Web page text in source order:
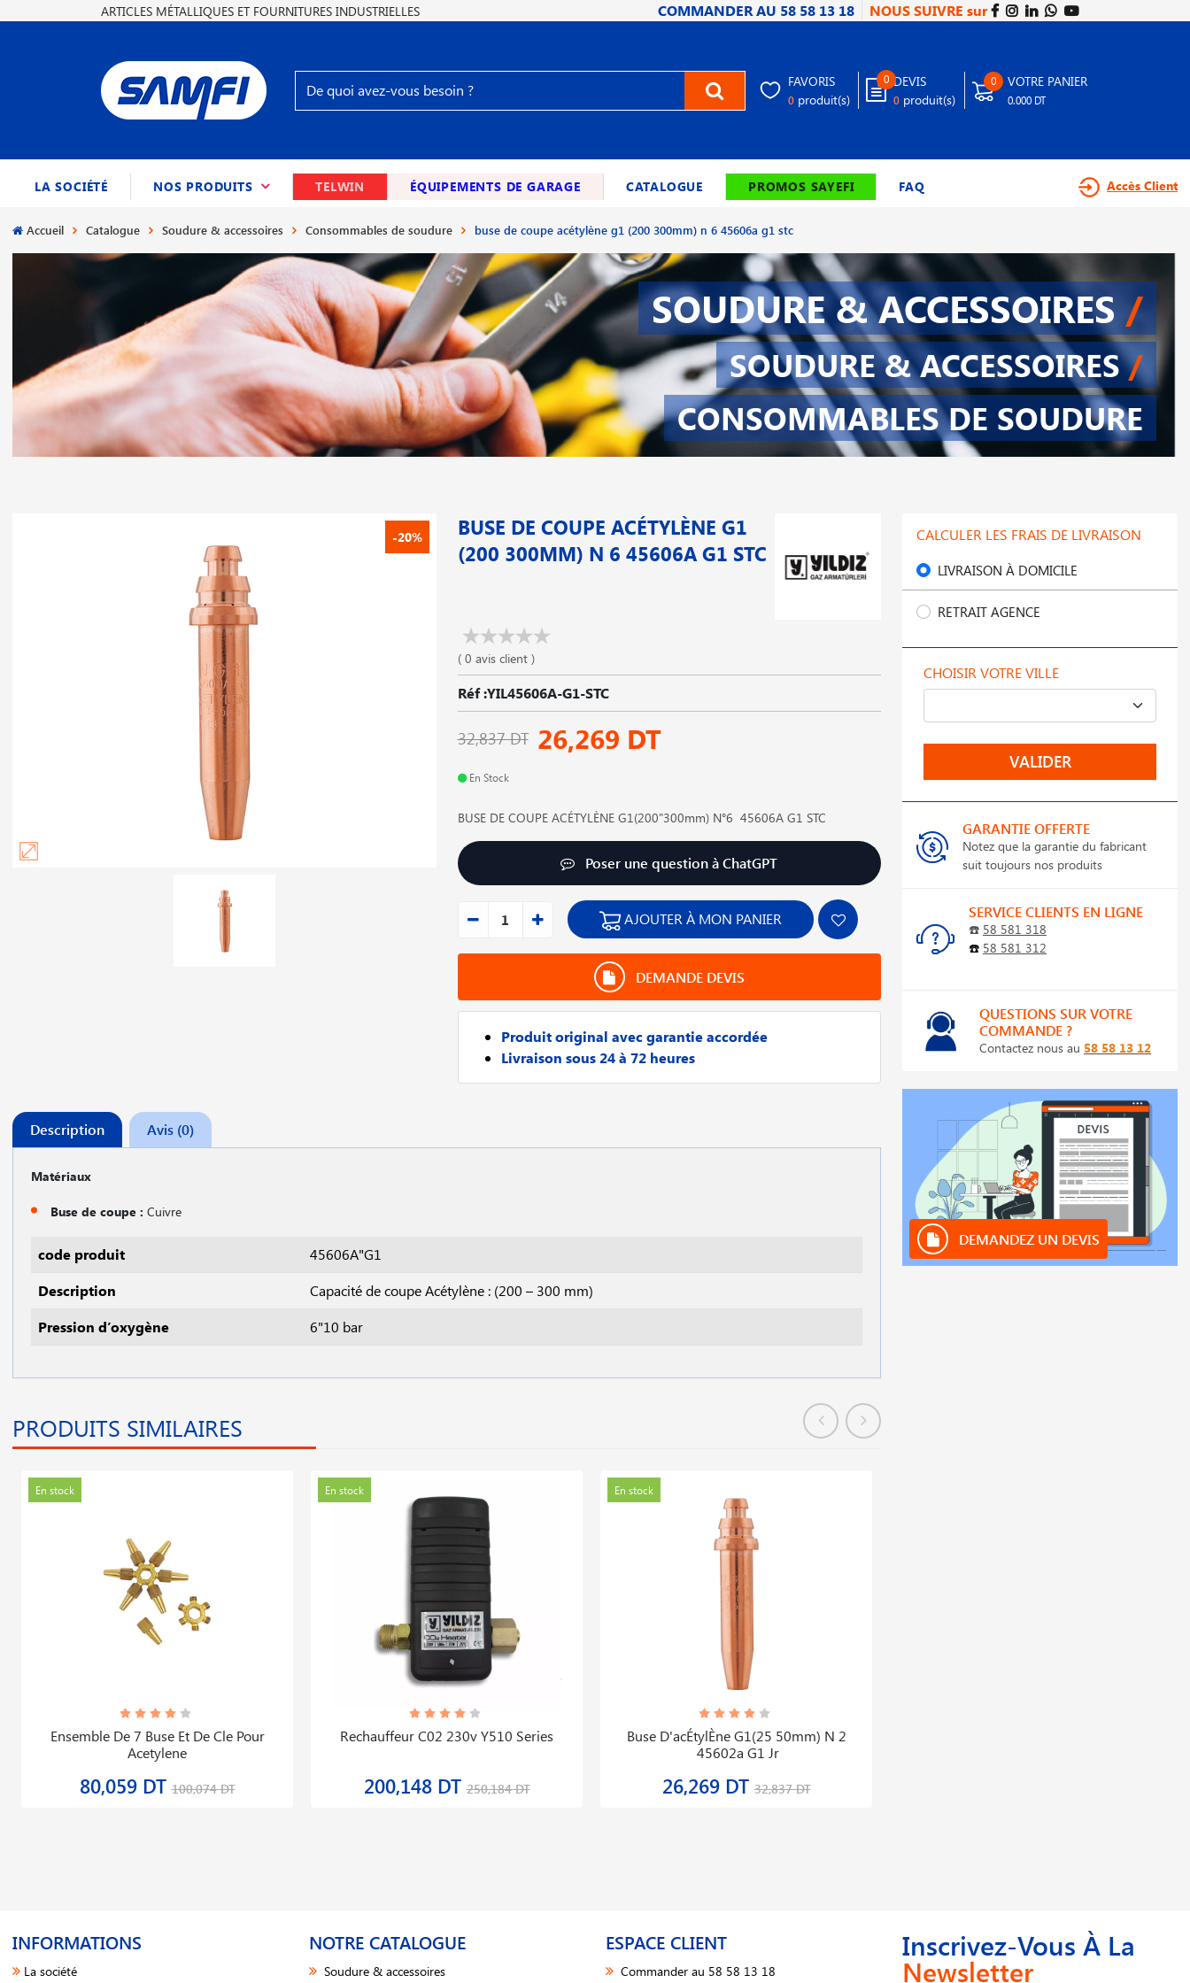
ARTICLES MÉTALLIQUES ET FOURNITURES INDUSTRIELLES COMMANDER AU 58 58 13 18 NOUS SUIVRE sur
FAVORIS
0 produit(s)
0 DEVIS
0 produit(s)
0 VOTRE PANIER
0.000 DT
LA SOCIÉTÉ NOS PRODUITS (CURRENT)TELWIN ÉQUIPEMENTS DE GARAGE CATALOGUE PROMOS SAYEFI FAQ Accès Client
Accueil Catalogue Soudure & accessoires Consommables de soudure buse de coupe acétylène g1 (200 300mm) n 6 45606a g1 stc
SOUDURE & ACCESSOIRES /
SOUDURE & ACCESSOIRES/
CONSOMMABLES DE SOUDURE
-20%
BUSE DE COUPE ACÉTYLÈNE G1
(200 300MM) N 6 45606A G1 STC
( 0 avis client )
Réf :YIL45606A-G1-STC
32,837 DT 26,269 DT
En Stock
BUSE DE COUPE ACÉTYLÈNE G1(200"300mm) N°6 45606A G1 STC
Poser une question à ChatGPT
AJOUTER À MON PANIER
DEMANDE DEVIS
Produit original avec garantie accordée
Livraison sous 24 à 72 heures
Description Avis (0)
Matériaux
Buse de coupe : Cuivre
code produit
45606A"G1
Description
Capacité de coupe Acétylène : (200 – 300 mm)
Pression d’oxygène
6"10 bar
PRODUITS SIMILAIRES
En stock
Ensemble De 7 Buse Et De Cle Pour
Acetylene
80,059 DT100,074 DT
En stock
Rechauffeur C02 230v Y510 Series
200,148 DT250,184 DT
En stock
Buse D'acÉtylÈne G1(25 50mm) N 2
45602a G1 Jr
26,269 DT32,837 DT
CALCULER LES FRAIS DE LIVRAISON
LIVRAISON À DOMICILE
RETRAIT AGENCE
CHOISIR VOTRE VILLE
VALIDER
GARANTIE OFFERTE
Notez que la garantie du fabricant
suit toujours nos produits
SERVICE CLIENTS EN LIGNE
☎️ 58 581 318
☎️ 58 581 312
QUESTIONS SUR VOTRE
COMMANDE ?
Contactez nous au 58 58 13 12
DEMANDEZ UN DEVIS
INFORMATIONS
La société
NOTRE CATALOGUE
Soudure & accessoires
ESPACE CLIENT
Commander au 58 58 13 18
Inscrivez-Vous À La
Newsletter